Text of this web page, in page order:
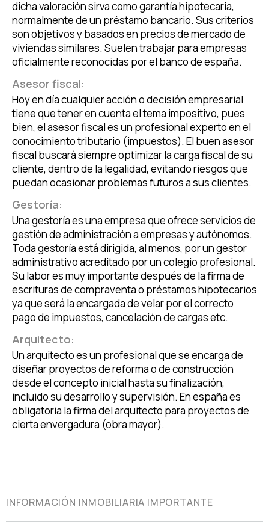
dicha valoración sirva como garantía hipotecaria,
normalmente de un préstamo bancario. Sus criterios
son objetivos y basados en precios de mercado de
viviendas similares. Suelen trabajar para empresas
oficialmente reconocidas por el banco de españa.
Asesor fiscal:
Hoy en día cualquier acción o decisión empresarial
tiene que tener en cuenta el tema impositivo, pues
bien, el asesor fiscal es un profesional experto en el
conocimiento tributario (impuestos). El buen asesor
fiscal buscará siempre optimizar la carga fiscal de su
cliente, dentro de la legalidad, evitando riesgos que
puedan ocasionar problemas futuros a sus clientes.
Gestoría:
Una gestoría es una empresa que ofrece servicios de
gestión de administración a empresas y autónomos.
Toda gestoría está dirigida, al menos, por un gestor
administrativo acreditado por un colegio profesional.
Su labor es muy importante después de la firma de
escrituras de compraventa o préstamos hipotecarios
ya que será la encargada de velar por el correcto
pago de impuestos, cancelación de cargas etc.
Arquitecto:
Un arquitecto es un profesional que se encarga de
diseñar proyectos de reforma o de construcción
desde el concepto inicial hasta su finalización,
incluido su desarrollo y supervisión. En españa es
obligatoria la firma del arquitecto para proyectos de
cierta envergadura (obra mayor).
INFORMACIÓN INMOBILIARIA IMPORTANTE